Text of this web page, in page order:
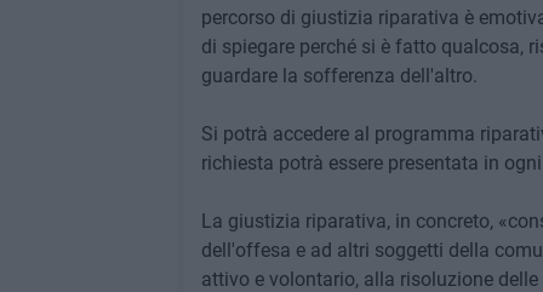
percorso di giustizia riparativa è
di spiegare perché si è fatto qualcosa,
guardare la sofferenza dell'altro.
Si potrà accedere al programma
richiesta potrà essere presentata in
La giustizia riparativa, in concreto,
dell'offesa e ad altri soggetti della
attivo e volontario, alla risoluzione